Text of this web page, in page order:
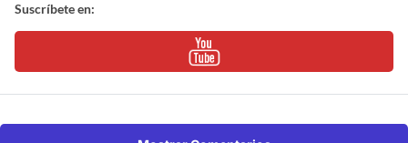
Suscríbete en: